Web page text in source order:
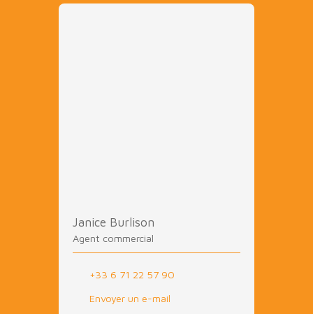
Janice Burlison
Agent commercial
+33 6 71 22 57 90
Envoyer un e-mail